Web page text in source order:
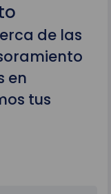
de las
en
tus